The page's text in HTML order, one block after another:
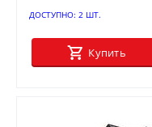
ДОСТУПНО: 2 ШТ.
Купить